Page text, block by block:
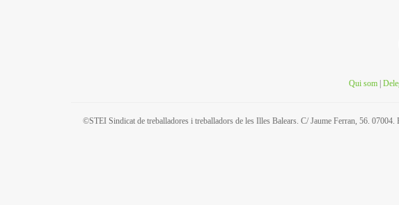
Qui som
©STEI Sindicat de treballadores i treballadors de les Illes Balears. C/ Jaume Ferran, 56.